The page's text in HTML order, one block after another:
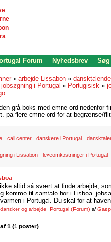
Forum Nyhedsbrev Søg
» arbejde Lissabon »
jobsøgning i Portugal » Portugisisk »
grå boks med emne-ord nedenfor
på flere emne-ord for at begrænse/
call center danskere i Portugal
i Lissabon leveomkostninger i Portugal
ikke altid så svært at finde arbejde,
komme til samtale her i Lisboa.
i Portugal. Du skal for at
og arbejde i Portugal (Forum) af
1 (1 poster)